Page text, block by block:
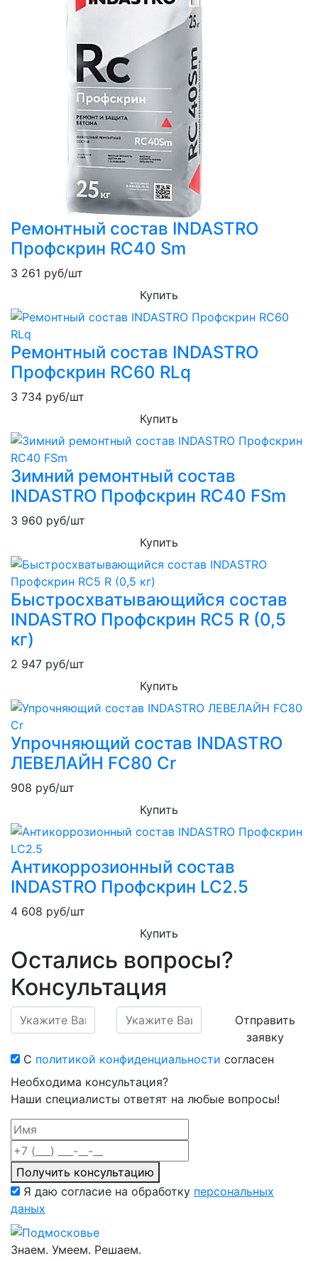
Ремонтный состав INDASTRO
Профскрин RC40 Sm
3 261 руб/шт
Купить
Ремонтный состав INDASTRO
Профскрин RC60 RLq
3 734 руб/шт
Купить
Зимний ремонтный состав
INDASTRO Профскрин RC40 FSm
3 960 руб/шт
Купить
Быстросхватывающийся состав
INDASTRO Профскрин RC5 R (0,5
кг)
2 947 руб/шт
Купить
Упрочняющий состав INDASTRO
ЛЕВЕЛАЙН FC80 Cr
908 руб/шт
Купить
Антикоррозионный состав
INDASTRO Профскрин LC2.5
4 608 руб/шт
Купить
Остались вопросы?
Консультация
Отправить
заявку
С политикой конфиденциальности согласен
Необходима консультация?
Наши специалисты ответят на любые вопросы!
Получить консультацию
Я даю согласие на обработку персональных
даных
Знаем. Умеем. Решаем.